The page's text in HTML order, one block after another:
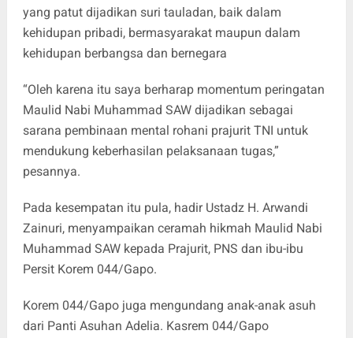
yang patut dijadikan suri tauladan, baik dalam
kehidupan pribadi, bermasyarakat maupun dalam
kehidupan berbangsa dan bernegara
“Oleh karena itu saya berharap momentum peringatan
Maulid Nabi Muhammad SAW dijadikan sebagai
sarana pembinaan mental rohani prajurit TNI untuk
mendukung keberhasilan pelaksanaan tugas,”
pesannya.
Pada kesempatan itu pula, hadir Ustadz H. Arwandi
Zainuri, menyampaikan ceramah hikmah Maulid Nabi
Muhammad SAW kepada Prajurit, PNS dan ibu-ibu
Persit Korem 044/Gapo.
Korem 044/Gapo juga mengundang anak-anak asuh
dari Panti Asuhan Adelia. Kasrem 044/Gapo